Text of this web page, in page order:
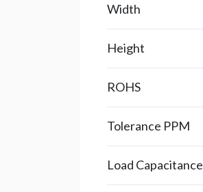
Width
Height
ROHS
Tolerance PPM
Load Capacitance